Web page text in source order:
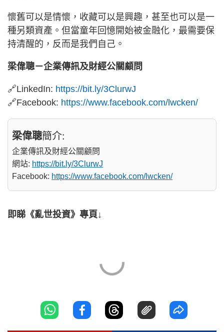
懷舊可以是情懷，收藏可以是興趣，甚至也可以是一
種另類資產。但當童年回憶開始被金融化，最需要保
持清醒的，反而是我們自己。
梁偉聰－企業傳訊及財經公關顧問
🔗LinkedIn: https://bit.ly/3ClurwJ
🔗Facebook: https://www.facebook.com/lwcken/
梁偉聰簡介:
企業傳訊及財經公關顧問
網站: https://bit.ly/3ClurwJ
Facebook: https://www.facebook.com/lwcken/
即睇《亂世投資》專頁↓